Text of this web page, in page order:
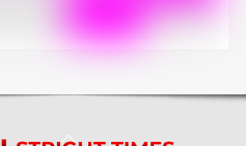
Back